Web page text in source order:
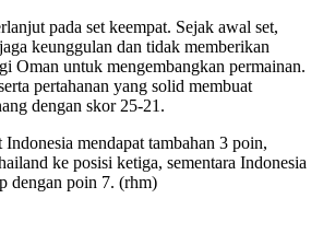
pada set keempat. Sejak awal set,
keunggulan dan tidak memberikan
Oman untuk mengembangkan permainan.
pertahanan yang solid membuat
dengan skor 25-21.
mendapat tambahan 3 poin,
ke posisi ketiga, sementara Indonesia
dengan poin 7. (rhm)